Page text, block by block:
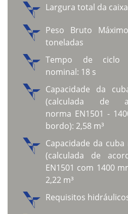
Largura total da
Peso Bruto
toneladas
Tempo de ciclo
nominal: 18 s
Capacidade da
(calculada de
norma EN1501 -
bordo): 2,58 m³
Capacidade da cuba
(calculada de
EN1501 com 1400
2,22 m³
Requisitos